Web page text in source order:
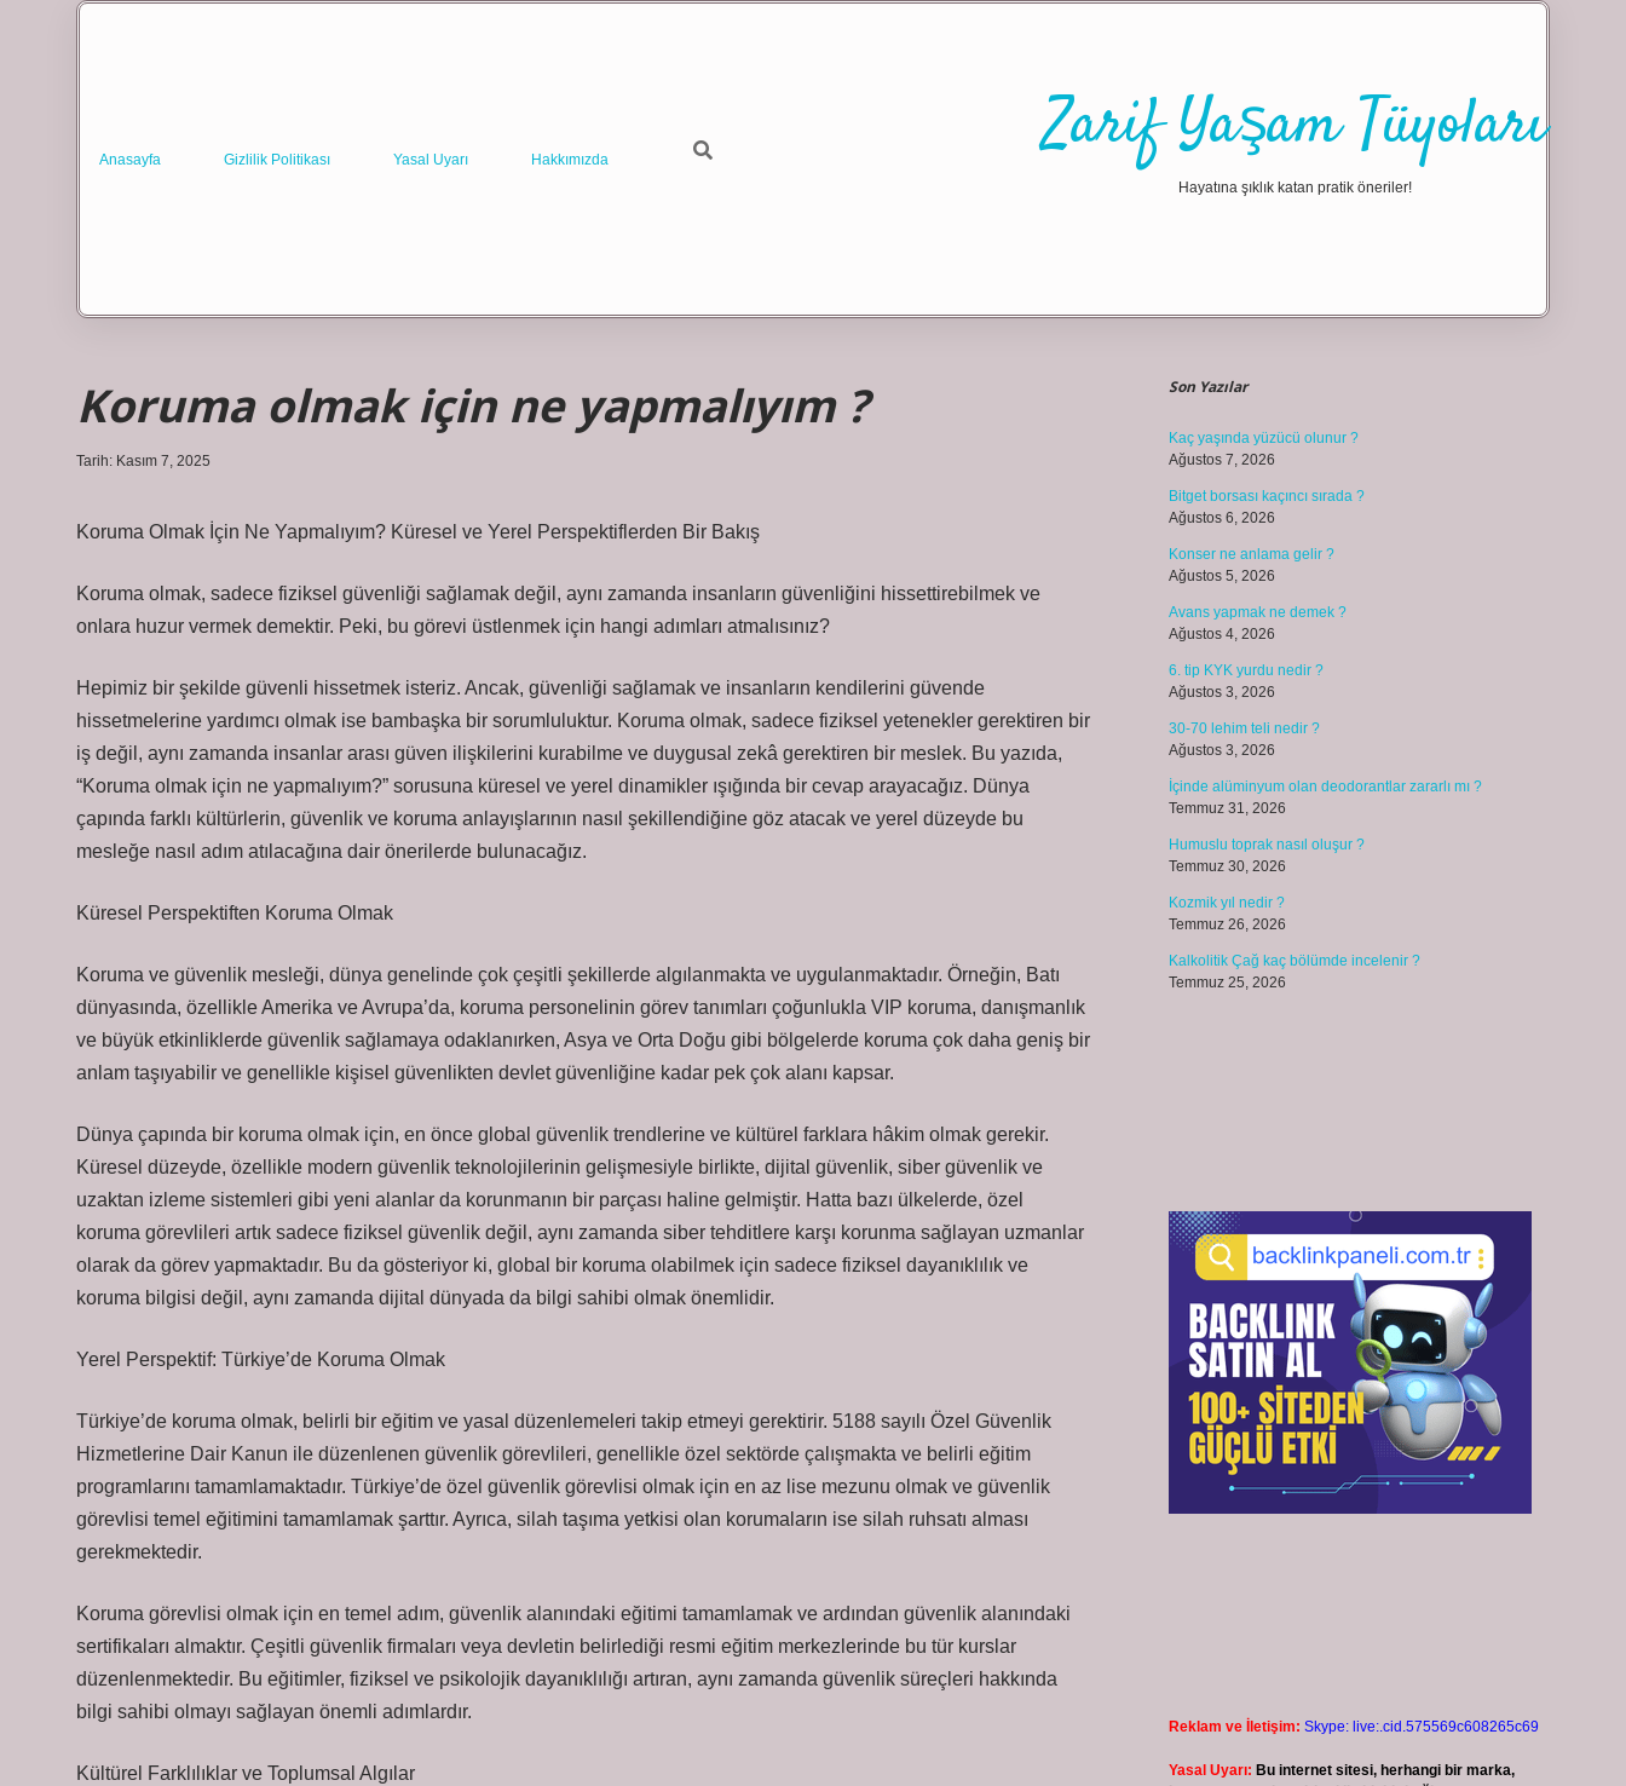
Anasayfa Gizlilik Politikası Yasal Uyarı Hakkımızda Zarif Yaşam Tüyoları
Hayatına şıklık katan pratik öneriler!
Koruma olmak için ne yapmalıyım ?
Tarih: Kasım 7, 2025
Koruma Olmak İçin Ne Yapmalıyım? Küresel ve Yerel Perspektiflerden Bir Bakış
Koruma olmak, sadece fiziksel güvenliği sağlamak değil, aynı zamanda insanların güvenliğini hissettirebilmek ve
onlara huzur vermek demektir. Peki, bu görevi üstlenmek için hangi adımları atmalısınız?
Hepimiz bir şekilde güvenli hissetmek isteriz. Ancak, güvenliği sağlamak ve insanların kendilerini güvende
hissetmelerine yardımcı olmak ise bambaşka bir sorumluluktur. Koruma olmak, sadece fiziksel yetenekler gerektiren bir
iş değil, aynı zamanda insanlar arası güven ilişkilerini kurabilme ve duygusal zekâ gerektiren bir meslek. Bu yazıda,
“Koruma olmak için ne yapmalıyım?” sorusuna küresel ve yerel dinamikler ışığında bir cevap arayacağız. Dünya
çapında farklı kültürlerin, güvenlik ve koruma anlayışlarının nasıl şekillendiğine göz atacak ve yerel düzeyde bu
mesleğe nasıl adım atılacağına dair önerilerde bulunacağız.
Küresel Perspektiften Koruma Olmak
Koruma ve güvenlik mesleği, dünya genelinde çok çeşitli şekillerde algılanmakta ve uygulanmaktadır. Örneğin, Batı
dünyasında, özellikle Amerika ve Avrupa’da, koruma personelinin görev tanımları çoğunlukla VIP koruma, danışmanlık
ve büyük etkinliklerde güvenlik sağlamaya odaklanırken, Asya ve Orta Doğu gibi bölgelerde koruma çok daha geniş bir
anlam taşıyabilir ve genellikle kişisel güvenlikten devlet güvenliğine kadar pek çok alanı kapsar.
Dünya çapında bir koruma olmak için, en önce global güvenlik trendlerine ve kültürel farklara hâkim olmak gerekir.
Küresel düzeyde, özellikle modern güvenlik teknolojilerinin gelişmesiyle birlikte, dijital güvenlik, siber güvenlik ve
uzaktan izleme sistemleri gibi yeni alanlar da korunmanın bir parçası haline gelmiştir. Hatta bazı ülkelerde, özel
koruma görevlileri artık sadece fiziksel güvenlik değil, aynı zamanda siber tehditlere karşı korunma sağlayan uzmanlar
olarak da görev yapmaktadır. Bu da gösteriyor ki, global bir koruma olabilmek için sadece fiziksel dayanıklılık ve
koruma bilgisi değil, aynı zamanda dijital dünyada da bilgi sahibi olmak önemlidir.
Yerel Perspektif: Türkiye’de Koruma Olmak
Türkiye’de koruma olmak, belirli bir eğitim ve yasal düzenlemeleri takip etmeyi gerektirir. 5188 sayılı Özel Güvenlik
Hizmetlerine Dair Kanun ile düzenlenen güvenlik görevlileri, genellikle özel sektörde çalışmakta ve belirli eğitim
programlarını tamamlamaktadır. Türkiye’de özel güvenlik görevlisi olmak için en az lise mezunu olmak ve güvenlik
görevlisi temel eğitimini tamamlamak şarttır. Ayrıca, silah taşıma yetkisi olan korumaların ise silah ruhsatı alması
gerekmektedir.
Koruma görevlisi olmak için en temel adım, güvenlik alanındaki eğitimi tamamlamak ve ardından güvenlik alanındaki
sertifikaları almaktır. Çeşitli güvenlik firmaları veya devletin belirlediği resmi eğitim merkezlerinde bu tür kurslar
düzenlenmektedir. Bu eğitimler, fiziksel ve psikolojik dayanıklılığı artıran, aynı zamanda güvenlik süreçleri hakkında
bilgi sahibi olmayı sağlayan önemli adımlardır.
Kültürel Farklılıklar ve Toplumsal Algılar
Son Yazılar
Kaç yaşında yüzücü olunur ?
Ağustos 7, 2026
Bitget borsası kaçıncı sırada ?
Ağustos 6, 2026
Konser ne anlama gelir ?
Ağustos 5, 2026
Avans yapmak ne demek ?
Ağustos 4, 2026
6. tip KYK yurdu nedir ?
Ağustos 3, 2026
30-70 lehim teli nedir ?
Ağustos 3, 2026
İçinde alüminyum olan deodorantlar zararlı mı ?
Temmuz 31, 2026
Humuslu toprak nasıl oluşur ?
Temmuz 30, 2026
Kozmik yıl nedir ?
Temmuz 26, 2026
Kalkolitik Çağ kaç bölümde incelenir ?
Temmuz 25, 2026
Reklam ve İletişim: Skype: live:.cid.575569c608265c69
Yasal Uyarı: Bu internet sitesi, herhangi bir marka,